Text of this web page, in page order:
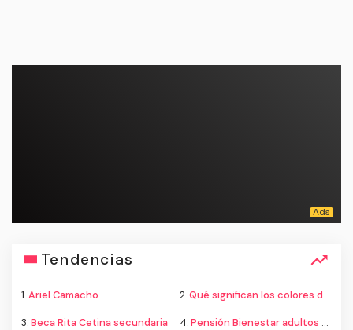
Tendencias
1.Ariel Camacho 2.Qué significan los colores de la bandera
3.Beca Rita Cetina secundaria 4.Pensión Bienestar adultos mayores